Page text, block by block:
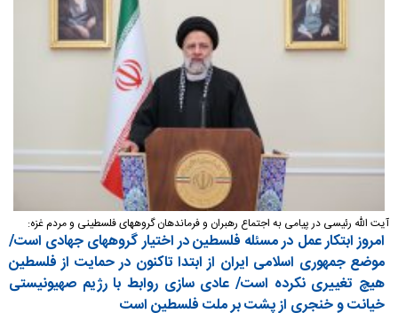
آیت الله رئیسی در پیامی به اجتماع رهبران و فرماندهان گروههای فلسطینی و مردم غزه:
امروز ابتکار عمل در مسئله فلسطین در اختیار گروههای جهادی است/
موضع جمهوری اسلامی ایران از ابتدا تاکنون در حمایت از فلسطین
هیچ تغییری نکرده است/ عادی سازی روابط با رژیم صهیونیستی
خیانت و خنجری از پشت بر ملت فلسطین است